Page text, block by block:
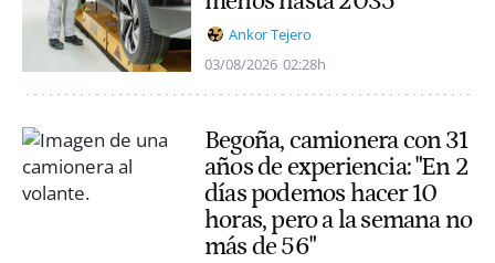
Ankor Tejero
03/08/2026 02:28h
Begoña, camionera con 31
años de experiencia: "En 2
días podemos hacer 10
horas, pero a la semana no
más de 56"